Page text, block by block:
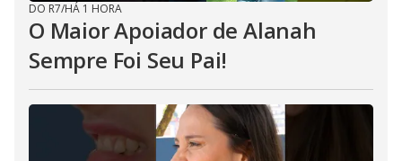
DO R7/HÁ 1 HORA
O Maior Apoiador de Alanah
Sempre Foi Seu Pai!